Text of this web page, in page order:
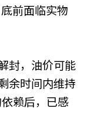
前面临实物
封，油价可能
余时间内维持
赖后，已感